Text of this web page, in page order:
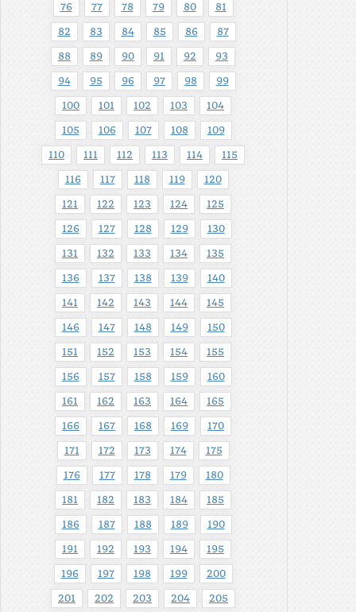
76 77 78 79 80 81
82 83 84 85 86 87
88 89 90 91 92 93
94 95 96 97 98 99
100 101 102 103 104
105 106 107 108 109
110 111 112 113 114 115
116 117 118 119 120
121 122 123 124 125
126 127 128 129 130
131 132 133 134 135
136 137 138 139 140
141 142 143 144 145
146 147 148 149 150
151 152 153 154 155
156 157 158 159 160
161 162 163 164 165
166 167 168 169 170
171 172 173 174 175
176 177 178 179 180
181 182 183 184 185
186 187 188 189 190
191 192 193 194 195
196 197 198 199 200
201 202 203 204 205